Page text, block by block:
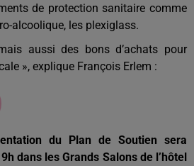
de protection sanitaire comme
alcoolique, les plexiglass.
aussi des bons d’achats pour
», explique François Erlem :
du Plan de Soutien sera
dans les Grands Salons de l’hôtel